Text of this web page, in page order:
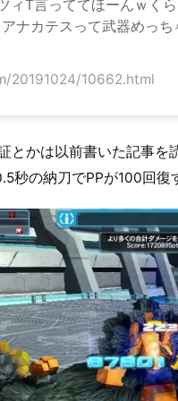
ィT言っててほーんｗく
ナカテスって武器めっち
20191024/10662.html
とかは以前書いた記事を
秒の納刀でPPが100回復